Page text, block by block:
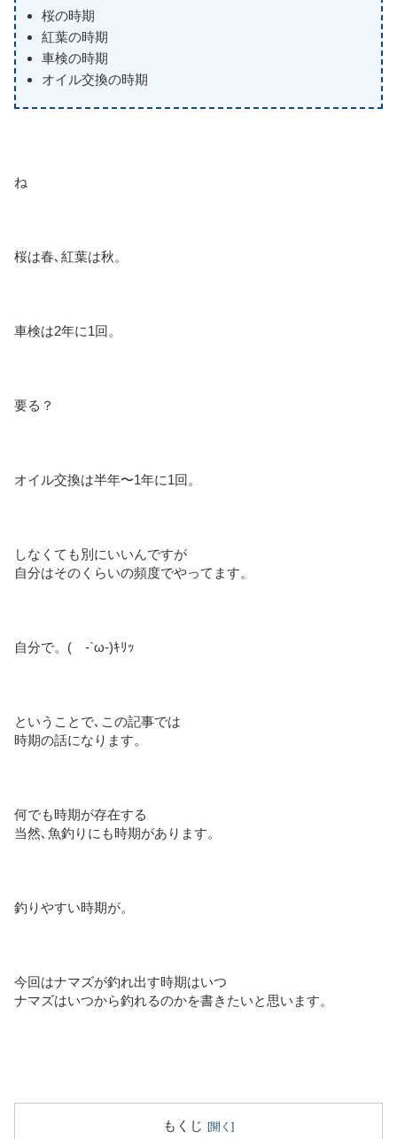
桜の時期
紅葉の時期
車検の時期
オイル交換の時期
ね
桜は春､紅葉は秋。
車検は2年に1回。
要る？
オイル交換は半年〜1年に1回。
しなくても別にいいんですが
自分はそのくらいの頻度でやってます。
自分で。( -`ω-)ｷﾘｯ
ということで､この記事では
時期の話になります。
何でも時期が存在する
当然､魚釣りにも時期があります。
釣りやすい時期が。
今回はナマズが釣れ出す時期はいつ
ナマズはいつから釣れるのかを書きたいと思います。
もくじ